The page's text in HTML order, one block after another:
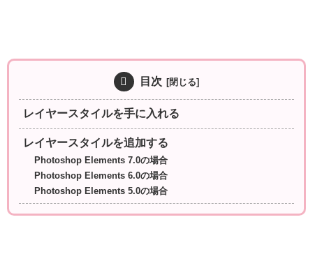
目次
レイヤースタイルを手に入れる
レイヤースタイルを追加する
Photoshop Elements 7.0の場合
Photoshop Elements 6.0の場合
Photoshop Elements 5.0の場合